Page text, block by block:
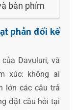
bàn phím
phản đối kế
Davuluri, và
xúc: không ai
lớn các câu trả
đặt câu hỏi tại